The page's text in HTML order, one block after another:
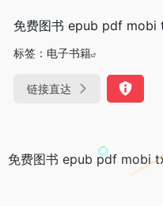
免费图书 epub pdf mobi
标签： 电子书籍
链接直达
免费图书 epub pdf mobi